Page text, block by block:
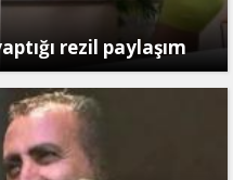
rezil paylaşım